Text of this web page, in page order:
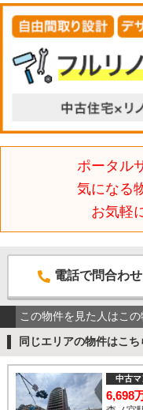
ポータル
気になる
お気軽
電話で問合わせ
この物件を見た人はこ
同じエリアの物件はこち
中古
6,698